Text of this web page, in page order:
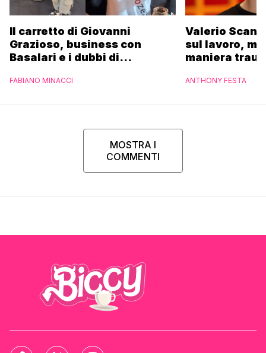
Il carretto di Giovanni
Grazioso, business con
Basalari e i dubbi di
Ferrero”
FABIANO MINACCI
Valerio
sul lavoro,
maniera
ANTHONY FESTA
MOSTRA I
COMMENTI